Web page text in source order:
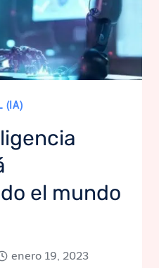
(IA)
el mundo
enero 19, 2023